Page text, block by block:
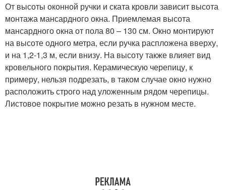
От высоты оконной ручки и ската кровли зависит высота
монтажа мансардного окна. Приемлемая высота
мансардного окна от пола 80 – 130 см. Окно монтируют
на высоте одного метра, если ручка распложена вверху,
и на 1,2-1,3 м, если внизу. На высоту также влияет вид
кровельного покрытия. Керамическую черепицу, к
примеру, нельзя подрезать, в таком случае окно нужно
расположить строго над уложенным рядом черепицы.
Листовое покрытие можно резать в нужном месте.